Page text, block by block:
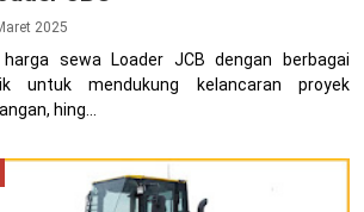
2025
harga sewa Loader JCB dengan berbagai
untuk mendukung kelancaran proyek
hing...